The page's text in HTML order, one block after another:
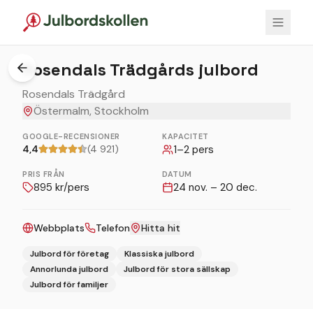
1/
Rosendals Trädgårds julbord
Rosendals Trädgård
Östermalm, Stockholm
GOOGLE-RECENSIONER
4,4 (4 921)
KAPACITET
1–2 pers
PRIS FRÅN
895 kr/pers
DATUM
24 nov. – 20 dec.
Webbplats Telefon Hitta hit
Julbord för företag
Klassiska julbord
Annorlunda julbord
Julbord för stora sällskap
Julbord för familjer